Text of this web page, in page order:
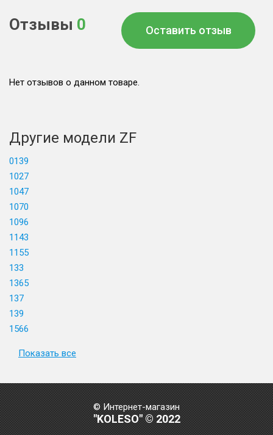
Отзывы 0 Оставить отзыв
Нет отзывов о данном товаре.
Другие модели ZF
0139
1027
1047
1070
1096
1143
1155
133
1365
137
139
1566
Показать все
© Интернет-магазин
"KOLESO" © 2022